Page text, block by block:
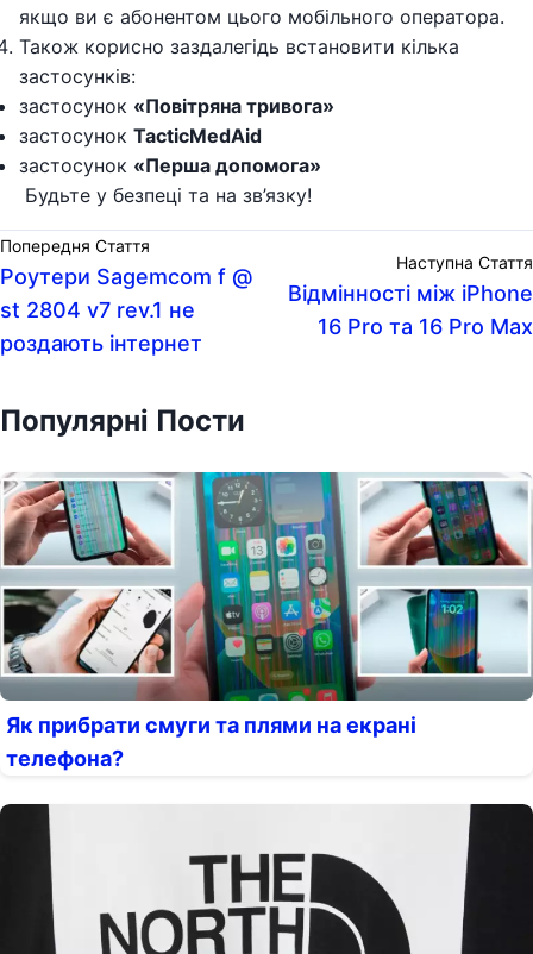
якщо ви є абонентом цього мобільного оператора.
Також корисно заздалегідь встановити кілька
застосунків:
застосунок «Повітряна тривога»
застосунок TacticMedAid
застосунок «Перша допомога»
Будьте у безпеці та на зв’язку!
Попередня Стаття
Роутери Sagemcom f @
st 2804 v7 rev.1 не
роздають інтернет
Наступна Стаття
Відмінності між iPhone
16 Pro та 16 Pro Max
Популярні Пости
Як прибрати смуги та плями на екрані
телефона?